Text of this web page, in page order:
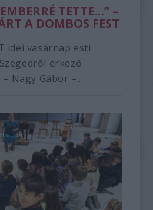
TETTE…” –
A DOMBOS FEST
idei vasárnap esti
érkező
Nagy Gábor –...